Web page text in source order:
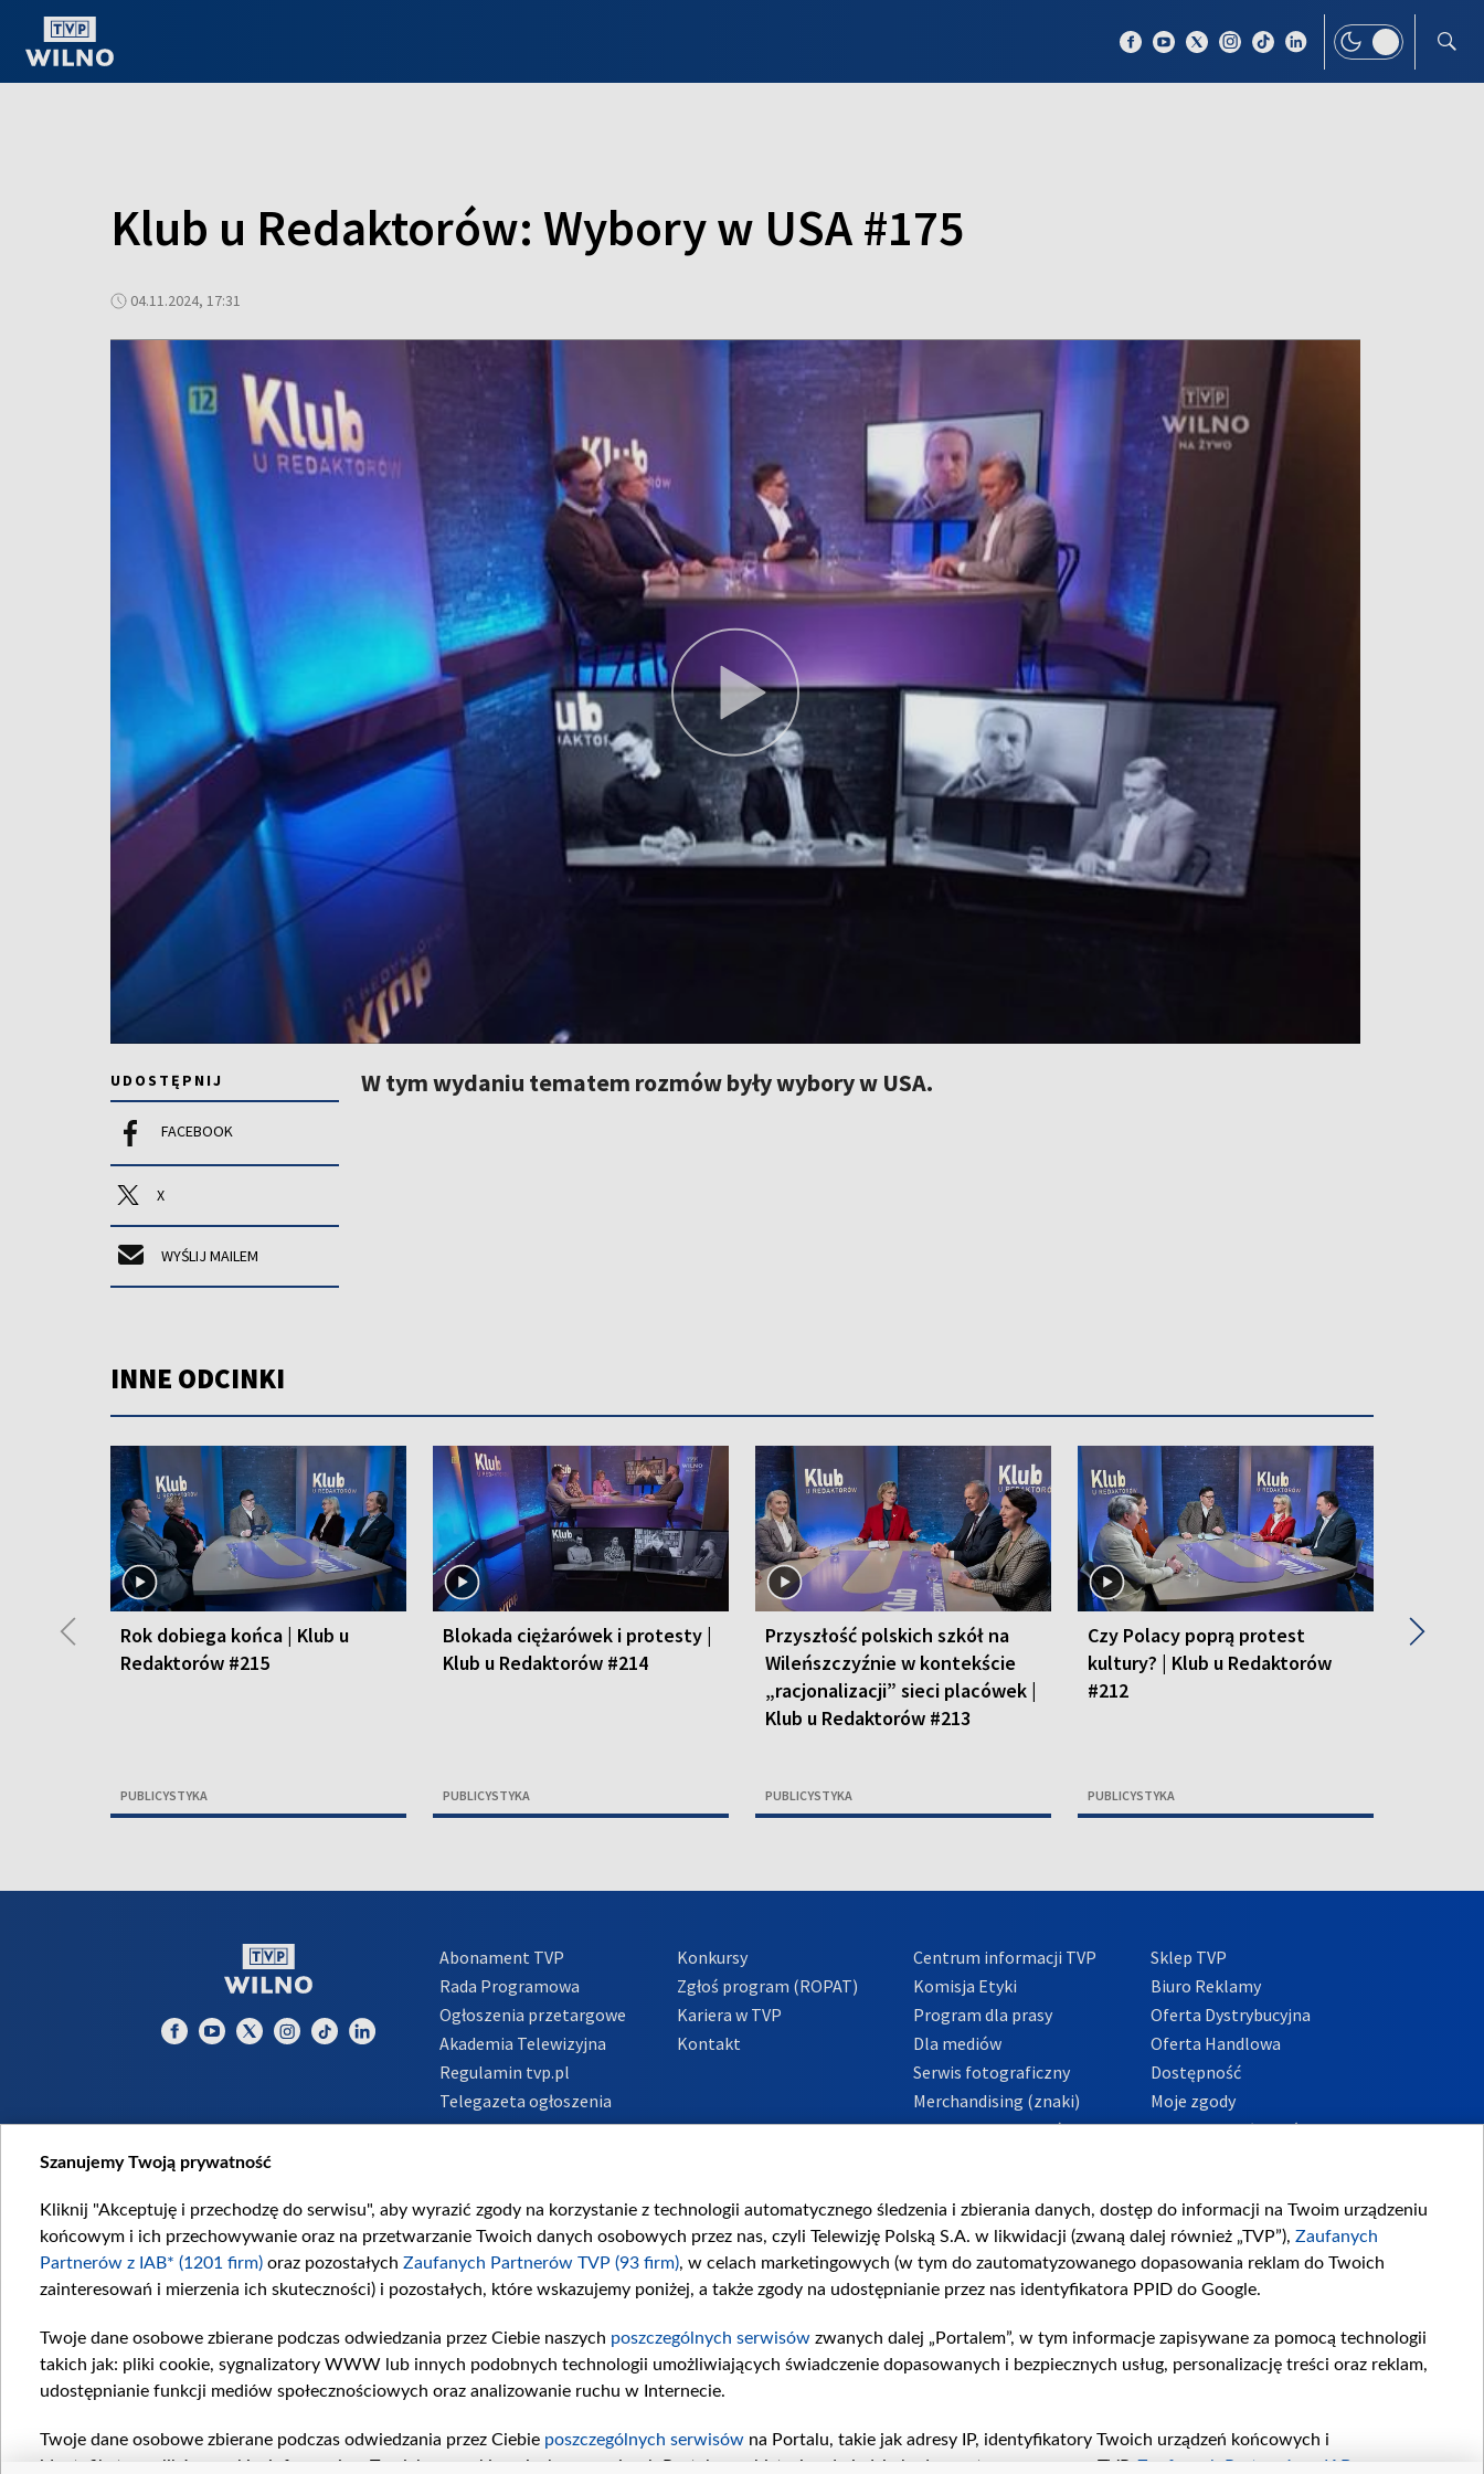
Klub u Redaktorów: Wybory w USA #175
04.11.2024, 17:31
UDOSTĘPNIJ
FACEBOOK
X
WYŚLIJ MAILEM
W tym wydaniu tematem rozmów były wybory w USA.
INNE ODCINKI
Rok dobiega końca | Klub u
Redaktorów #215
PUBLICYSTYKA
Blokada ciężarówek i protesty |
Klub u Redaktorów #214
PUBLICYSTYKA
Przyszłość polskich szkół na
Wileńszczyźnie w kontekście
„racjonalizacji” sieci placówek |
Klub u Redaktorów #213
PUBLICYSTYKA
Czy Polacy poprą protest
kultury? | Klub u Redaktorów
#212
PUBLICYSTYKA
Polskie
◀ ▶
Abonament TVP
Rada Programowa
Ogłoszenia przetargowe
Akademia Telewizyjna
Regulamin tvp.pl
Telegazeta ogłoszenia
Informacje o nadawcy
Konkursy
Zgłoś program (ROPAT)
Kariera w TVP
Kontakt
Centrum informacji TVP
Komisja Etyki
Program dla prasy
Dla mediów
Serwis fotograficzny
Merchandising (znaki)
Polityka Prywatności
Sklep TVP
Biuro Reklamy
Oferta Dystrybucyjna
Oferta Handlowa
Dostępność
Moje zgody
Procedura zgłoszeń
Szanujemy Twoją prywatność
Kliknij "Akceptuję i przechodzę do serwisu", aby wyrazić zgody na korzystanie z technologii automatycznego śledzenia i zbierania danych, dostęp do informacji na Twoim urządzeniu
końcowym i ich przechowywanie oraz na przetwarzanie Twoich danych osobowych przez nas, czyli Telewizję Polską S.A. w likwidacji (zwaną dalej również „TVP”), Zaufanych
Partnerów z IAB* (1201 firm) oraz pozostałych Zaufanych Partnerów TVP (93 firm), w celach marketingowych (w tym do zautomatyzowanego dopasowania reklam do Twoich
zainteresowań i mierzenia ich skuteczności) i pozostałych, które wskazujemy poniżej, a także zgody na udostępnianie przez nas identyfikatora PPID do Google.
Twoje dane osobowe zbierane podczas odwiedzania przez Ciebie naszych poszczególnych serwisów zwanych dalej „Portalem”, w tym informacje zapisywane za pomocą technologii
takich jak: pliki cookie, sygnalizatory WWW lub innych podobnych technologii umożliwiających świadczenie dopasowanych i bezpiecznych usług, personalizację treści oraz reklam,
udostępnianie funkcji mediów społecznościowych oraz analizowanie ruchu w Internecie.
Twoje dane osobowe zbierane podczas odwiedzania przez Ciebie poszczególnych serwisów na Portalu, takie jak adresy IP, identyfikatory Twoich urządzeń końcowych i
identyfikatory plików cookie, informacje o Twoich wyszukiwaniach w serwisach Portalu czy historia odwiedzin będą przetwarzane przez TVP, Zaufanych Partnerów z IAB